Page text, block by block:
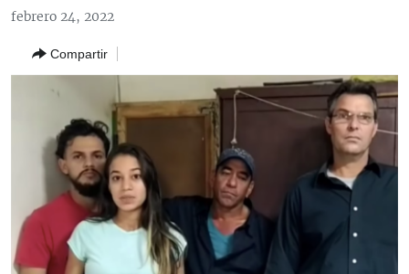
principalSOBRE CUBA
OPINIÓN GRÁFICA
AUDIOVISUALES MARTÍ
RADIO MARTÍ
ESPECIALES
ESPECIALES
LA REALIDAD DE LA VIVIENDA EN CUBA
MULTIMEDIA
EDITORIALES
febrero 24, 2022
Compartir